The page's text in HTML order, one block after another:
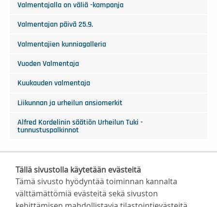
Tällä sivustolla käytetään evästeitä
Tämä sivusto hyödyntää toiminnan kannalta
välttämättömiä evästeitä sekä sivuston
Valmentajalla on väliä -kampanja
Valmentajan päivä 25.9.
Valmentajien kunniagalleria
Vuoden Valmentaja
Kuukauden valmentaja
Liikunnan ja urheilun ansiomerkit
Alfred Kordelinin säätiön Urheilun Tuki -
tunnustuspalkinnot